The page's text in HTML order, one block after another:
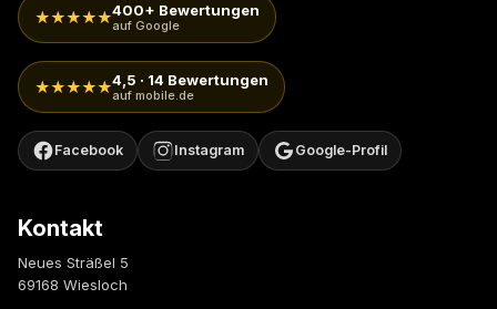
★★★★★400+ Bewertungen
auf Google
★★★★★4,5 · 14 Bewertungen
auf mobile.de
Facebook Instagram Google-Profil
Kontakt
Neues Sträßel 5
69168 Wiesloch